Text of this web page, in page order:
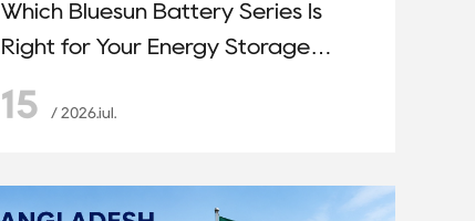
Which Bluesun Battery Series Is
Right for Your Energy Storage
15 / 2026.iul.